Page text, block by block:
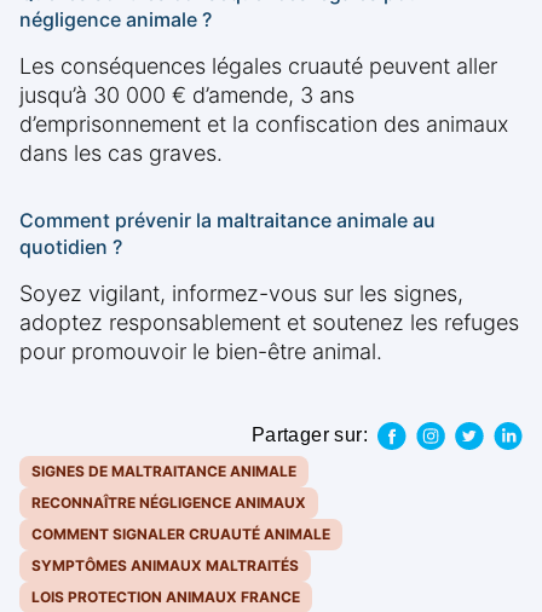
négligence animale ?
Les conséquences légales cruauté peuvent aller
jusqu’à 30 000 € d’amende, 3 ans
d’emprisonnement et la confiscation des animaux
dans les cas graves.
Comment prévenir la maltraitance animale au
quotidien ?
Soyez vigilant, informez-vous sur les signes,
adoptez responsablement et soutenez les refuges
pour promouvoir le bien-être animal.
Partager sur:
SIGNES DE MALTRAITANCE ANIMALE
RECONNAÎTRE NÉGLIGENCE ANIMAUX
COMMENT SIGNALER CRUAUTÉ ANIMALE
SYMPTÔMES ANIMAUX MALTRAITÉS
LOIS PROTECTION ANIMAUX FRANCE